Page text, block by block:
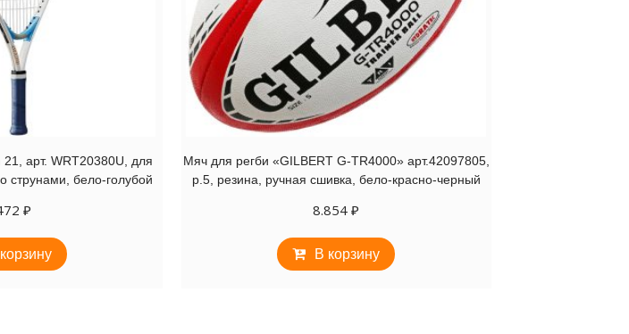
21, арт. WRT20380U, для
струнами, бело-голубой
₽
Мяч для регби «GILBERT G-TR4000» арт.42097805,
р.5, резина, ручная сшивка, бело-красно-черный
8.854₽
В корзину